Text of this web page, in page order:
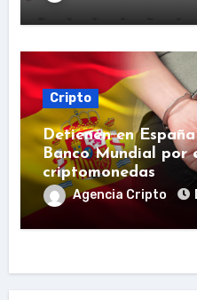
Cripto
Detienen en
Banco Mundial por
criptomonedas
Agencia Cripto